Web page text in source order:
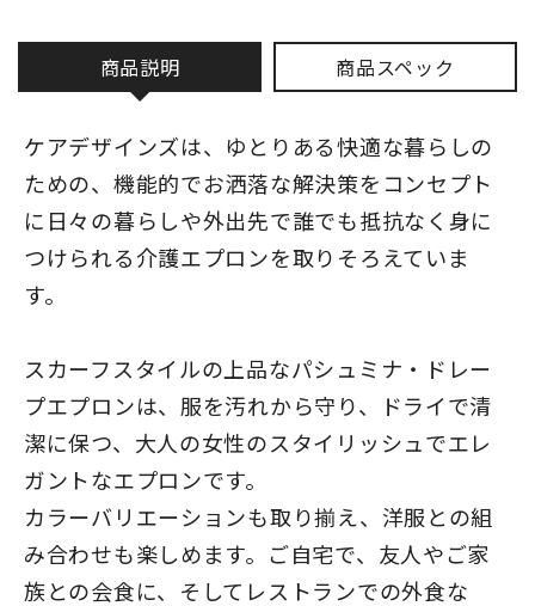
商品説明 商品スペック
ケアデザインズは、ゆとりある快適な暮らしの
ための、機能的でお洒落な解決策をコンセプト
に日々の暮らしや外出先で誰でも抵抗なく身に
つけられる介護エプロンを取りそろえていま
す。
スカーフスタイルの上品なパシュミナ・ドレー
プエプロンは、服を汚れから守り、ドライで清
潔に保つ、大人の女性のスタイリッシュでエレ
ガントなエプロンです。
カラーバリエーションも取り揃え、洋服との組
み合わせも楽しめます。ご自宅で、友人やご家
族との会食に、そしてレストランでの外食な